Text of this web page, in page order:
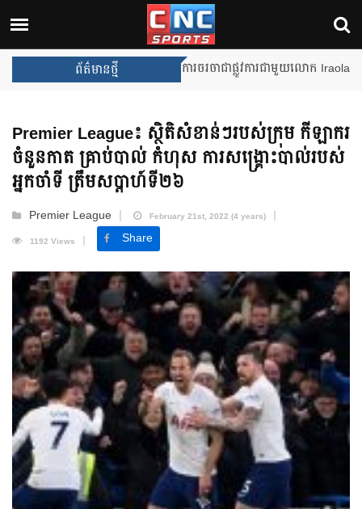
ព័ត៌មានថ្មី Unai Emery សន្យាថានឹងឈ្នះពាន
Premier League៖ ស្ថិតិសំខាន់ៗរបស់ក្រុម កីឡាករ
ចំនួនកាត គ្រាប់បាល់ កំហុស ការសង្រ្គោះបាល់របស់
អ្នកចាំទី ត្រឹមសប្តាហ៍ទី២៦
Premier League
February 21st, 2022 (4 years)
1192 Views
Share